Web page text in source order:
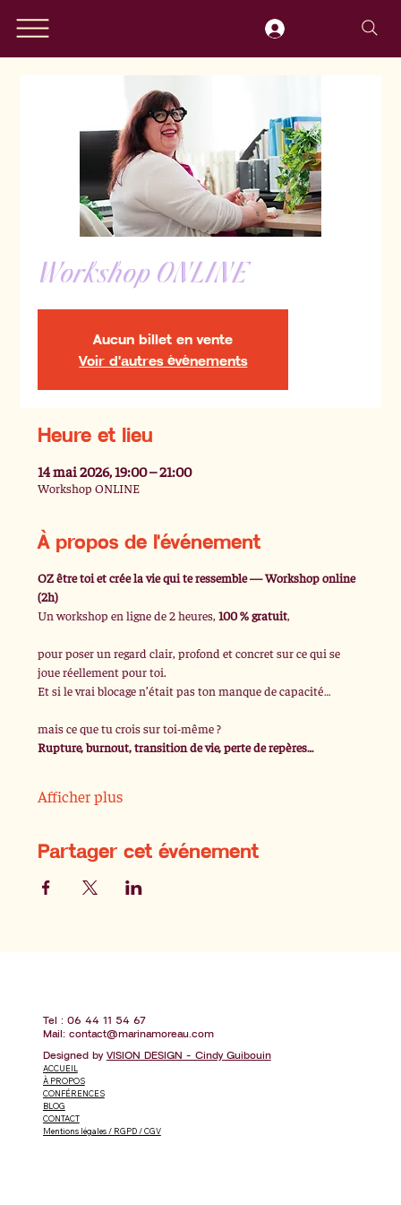
Workshop ONLINE
Aucun billet en vente
Voir d'autres événements
Heure et lieu
14 mai 2026, 19:00 – 21:00
Workshop ONLINE
À propos de l'événement
OZ être toi et crée la vie qui te ressemble — Workshop online
(2h)
Un workshop en ligne de 2 heures, 100 % gratuit,
pour poser un regard clair, profond et concret sur ce qui se
joue réellement pour toi.
Et si le vrai blocage n’était pas ton manque de capacité…
mais ce que tu crois sur toi-même ?
Rupture, burnout, transition de vie, perte de repères…
Afficher plus
Partager cet événement
Tel : 06 44 11 54 67
Mail: contact@marinamoreau.com
Designed by VISION DESIGN - Cindy Guibouin
ACCUEIL
À PROPOS
CONFÉRENCES
BLOG
CONTACT
Mentions légales / RGPD / CGV